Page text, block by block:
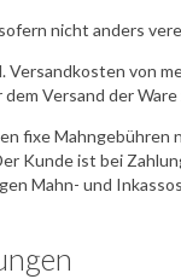
nicht anders
Versandkosten von
Versand der Ware
fixe
Kunde ist bei
Mahn- und